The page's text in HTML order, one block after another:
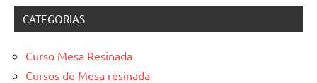
CATEGORIAS
Curso Mesa Resinada
Cursos de Mesa resinada